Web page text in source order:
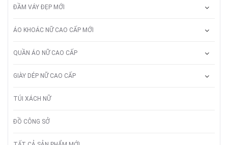
ĐẦM VÁY ĐẸP MỚI
ÁO KHOÁC NỮ CAO CẤP MỚI
QUẦN ÁO NỮ CAO CẤP
GIÀY DÉP NỮ CAO CẤP
TÚI XÁCH NỮ
ĐỒ CÔNG SỞ